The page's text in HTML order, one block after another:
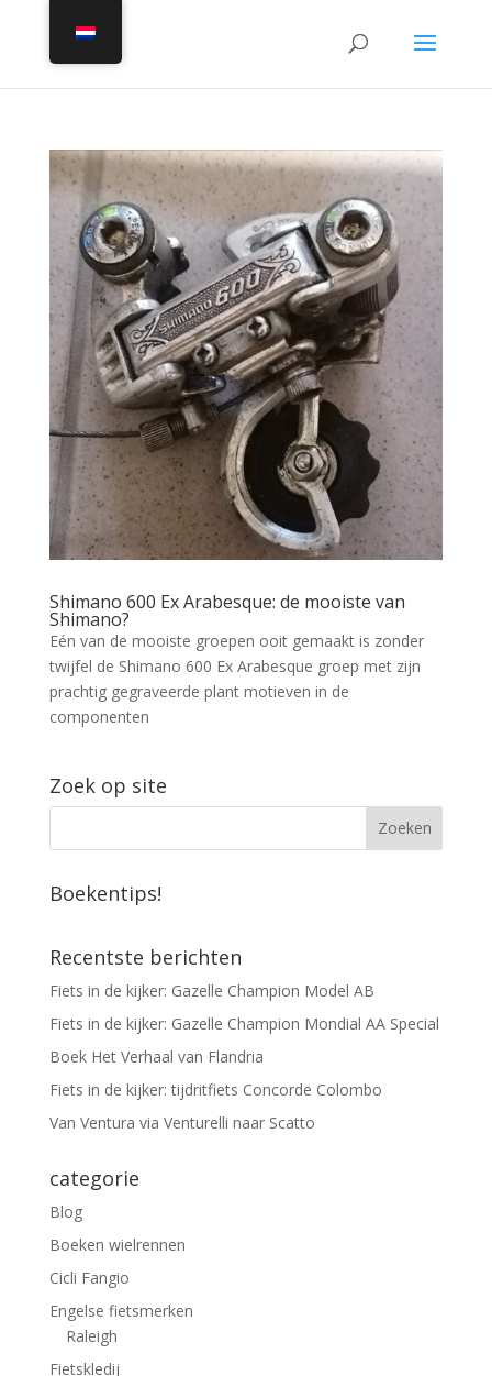
Shimano 600 Ex Arabesque: de mooiste van
Shimano?
Eén van de mooiste groepen ooit gemaakt is zonder
twijfel de Shimano 600 Ex Arabesque groep met zijn
prachtig gegraveerde plant motieven in de
componenten
Zoek op site
Boekentips!
Recentste berichten
Fiets in de kijker: Gazelle Champion Model AB
Fiets in de kijker: Gazelle Champion Mondial AA Special
Boek Het Verhaal van Flandria
Fiets in de kijker: tijdritfiets Concorde Colombo
Van Ventura via Venturelli naar Scatto
categorie
Blog
Boeken wielrennen
Cicli Fangio
Engelse fietsmerken
Raleigh
Fietskledij